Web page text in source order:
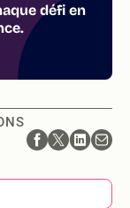
défi en